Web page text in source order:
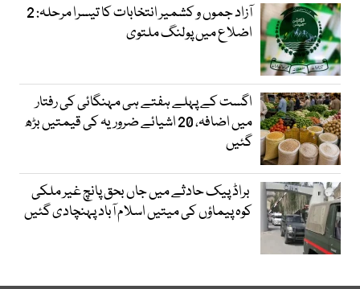
آزاد جموں و کشمیر انتخابات کا تیسرا مرحلہ: 2
اضلاع میں پولنگ ملتوی
اگست کے پہلے ہفتے ہی مہنگائی کی رفتار
میں اضافہ، 20 اشیائے ضروریہ کی قیمتیں بڑھ
گئیں
براڈ پیک حادثے میں جاں بحق پانچ غیر ملکی
کوہ پیماؤں کی میتیں اسلام آباد پہنچادی گئیں